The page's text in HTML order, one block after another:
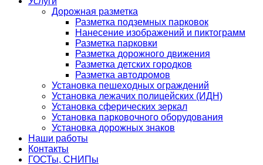
Дорожная разметка
Разметка подземных парковок
Нанесение изображений и пиктограмм
Разметка парковки
Разметка дорожного движения
Разметка детских городков
Разметка автодромов
Установка пешеходных ограждений
Установка лежачих полицейских (ИДН)
Установка сферических зеркал
Установка парковочного оборудования
Установка дорожных знаков
Наши работы
Контакты
ГОСТы, СНИПы